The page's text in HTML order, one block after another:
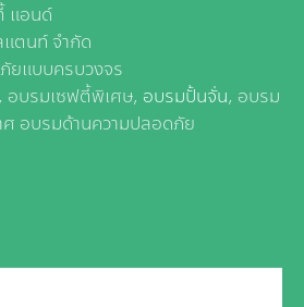
แอนด์
แตนท์ จำกัด
ยแบบครบวงจร
อบรมเซฟตี้พิเศษ, อบรมปั้นจั่น, อบรม
อบรมด้านความปลอดภัย